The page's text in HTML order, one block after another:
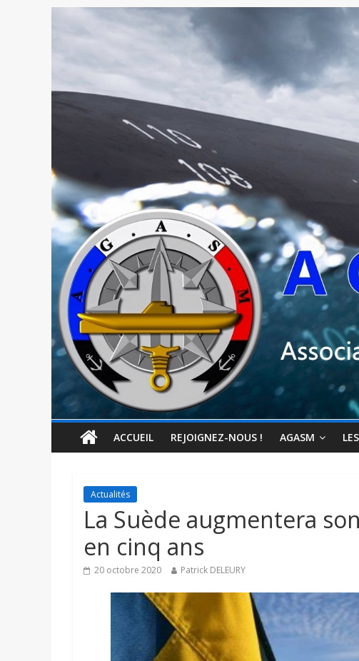
ACCUEIL REJOIGNEZ-NOUS ! AGASM
Actualités
La Suède augmentera
en cinq ans
20 octobre 2020 Patrick DELEURY